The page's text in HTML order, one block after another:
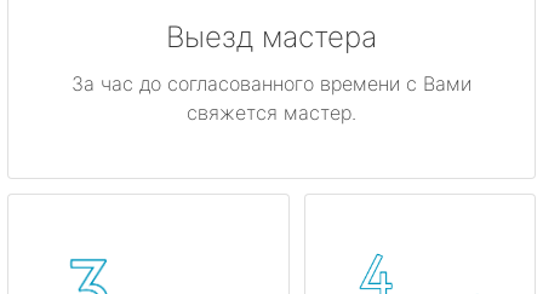
Выезд мастера
За час до согласованного времени с Вами
свяжется мастер.